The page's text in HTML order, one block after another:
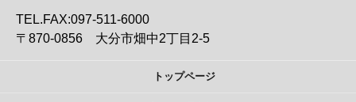
TEL.FAX:097-511-6000
〒870-0856 大分市畑中2丁目2-5
トップページ